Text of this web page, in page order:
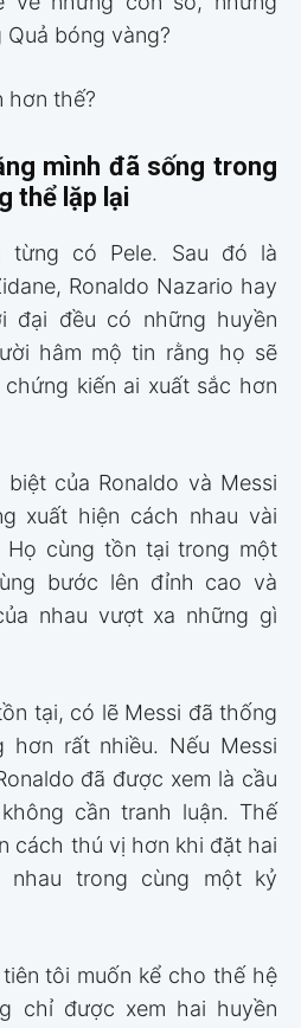
bóng vàng?
hơn thế?
mình đã sống trong
thể lặp lại
từng có Pele. Sau đó là
Ronaldo Nazario hay
đại đều có những huyền
hâm mộ tin rằng họ sẽ
kiến ai xuất sắc hơn
của Ronaldo và Messi
xuất hiện cách nhau vài
Họ cùng tồn tại trong một
bước lên đỉnh cao và
nhau vượt xa những gì
tại, có lẽ Messi đã thống
rất nhiều. Nếu Messi
đã được xem là cầu
cần tranh luận. Thế
cách thú vị hơn khi đặt hai
nhau trong cùng một kỷ
tôi muốn kể cho thế hệ
chỉ được xem hai huyền